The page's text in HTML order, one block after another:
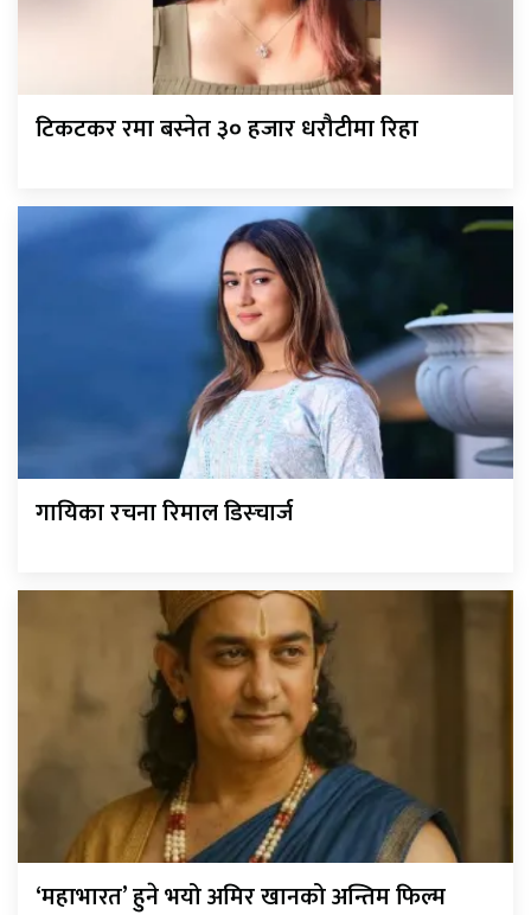
टिकटकर रमा बस्नेत ३० हजार धरौटीमा रिहा
गायिका रचना रिमाल डिस्चार्ज
‘महाभारत’ हुने भयो अमिर खानको अन्तिम फिल्म